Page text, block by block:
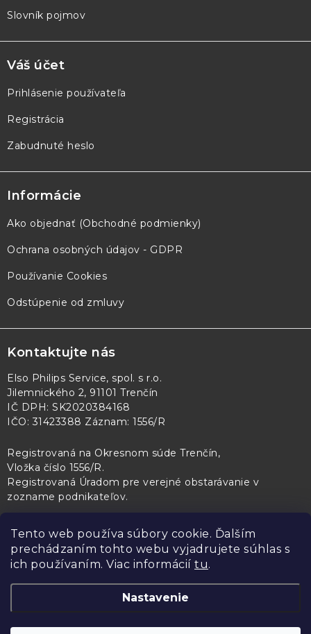
Tento web používa súbory cookie. Ďalším
prechádzaním tohto webu vyjadrujete súhlas s
ich používaním. Viac informácií tu.
Nastavenie
Slovník pojmov
Váš účet
Prihlásenie používateľa
Registrácia
Zabudnuté heslo
Informácie
Ako objednať (Obchodné podmienky)
Ochrana osobných údajov - GDPR
Používanie Cookies
Odstúpenie od zmluvy
Kontaktujte nás
Elso Philips Service, spol. s r.o.
Jilemnického 2, 91101 Trenčín
IČ DPH: SK2020384168
IČO: 31423388 Záznam: 1556/R
Registrovaná na Okresnom súde Trenčín,
Vložka číslo 1556/R.
Registrovaná Úradom pre verejné obstarávanie v
zozname podnikateľov.
PL Servis Kontroltech Technický skúšobný ústav Piešťany
Copyright 2026 Upraviť